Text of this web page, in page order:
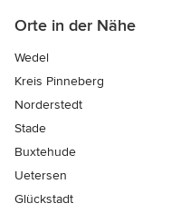
Orte in der Nähe
Wedel
Kreis Pinneberg
Norderstedt
Stade
Buxtehude
Uetersen
Glückstadt